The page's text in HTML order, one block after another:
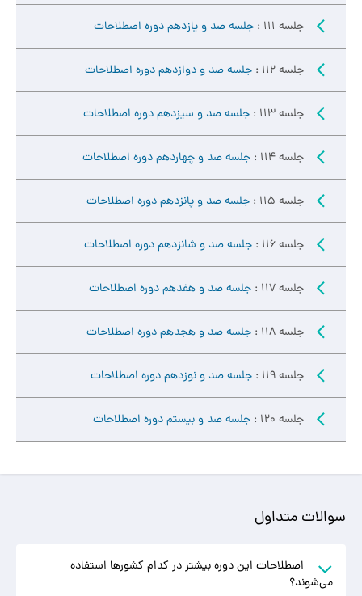
جلسه 111 : جلسه صد و یازدهم دوره اصطلاحات
جلسه 112 : جلسه صد و دوازدهم دوره اصطلاحات
جلسه 113 : جلسه صد و سیزدهم دوره اصطلاحات
جلسه 114 : جلسه صد و چهاردهم دوره اصطلاحات
جلسه 115 : جلسه صد و پانزدهم دوره اصطلاحات
جلسه 116 : جلسه صد و شانزدهم دوره اصطلاحات
جلسه 117 : جلسه صد و هفدهم دوره اصطلاحات
جلسه 118 : جلسه صد و هجدهم دوره اصطلاحات
جلسه 119 : جلسه صد و نوزدهم دوره اصطلاحات
جلسه 120 : جلسه صد و بیستم دوره اصطلاحات
سوالات متداول
اصطلاحات این دوره بیشتر در کدام کشورها استفاده
می‌شوند؟